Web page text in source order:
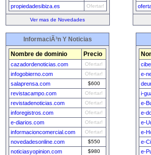
propiedadesibiza.es Ofertar!
Ver mas de Novedades
InformaciÃ³n Y Noticias
Nombre de dominio Precio
cazadordenoticias.com Ofertar!
infogobierno.com Ofertar!
salaprensa.com $600
revistacampo.com Ofertar!
revistadenoticias.com Ofertar!
inforegistros.com Ofertar!
e-diarios.com Ofertar!
informacioncomercial.com Ofertar!
novedadesonline.com $550
noticiasyopinion.com $980
e-
i-
e-
e-
e-
e-
e-
e-